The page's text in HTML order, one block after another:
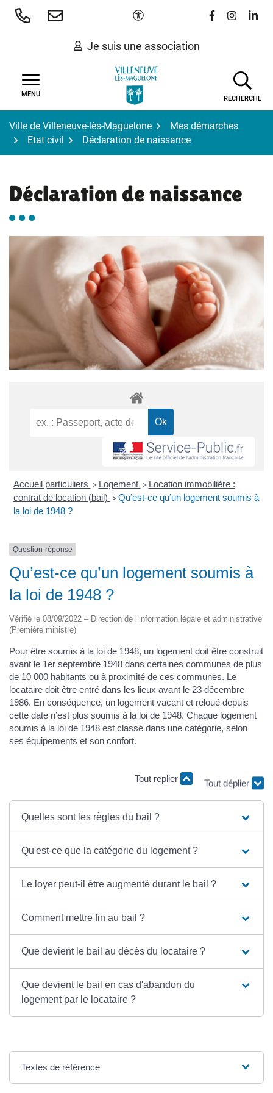
Aller
Paramètres d'accessibilité
Lien vers le
Lien vers
Lien
Je suis une association
MENU
RECHERCHE
Ville de Villeneuve-lès-Maguelone
Mes démarches
Etat civil
Déclaration de naissance
Déclaration de naissance
Accueil particuliers > Logement > Location immobilière :
contrat de location (bail) > Qu’est-ce qu’un logement soumis à
la loi de 1948 ?
Question-réponse
Qu’est-ce qu’un logement soumis à
la loi de 1948 ?
Vérifié le 08/09/2022 – Direction de l’information légale et administrative
(Première ministre)
Pour être soumis à la loi de 1948, un logement doit être construit
avant le 1er septembre 1948 dans certaines communes de plus
de 10 000 habitants ou à proximité de ces communes. Le
locataire doit être entré dans les lieux avant le 23 décembre
1986. En conséquence, un logement vacant et reloué depuis
cette date n’est plus soumis à la loi de 1948. Chaque logement
soumis à la loi de 1948 est classé dans une catégorie, selon
ses équipements et son confort.
Tout replier
Tout déplier
Quelles sont les règles du bail ?
Qu'est-ce que la catégorie du logement ?
Le loyer peut-il être augmenté durant le bail ?
Comment mettre fin au bail ?
Que devient le bail au décès du locataire ?
Que devient le bail en cas d'abandon du
logement par le locataire ?
Textes de référence